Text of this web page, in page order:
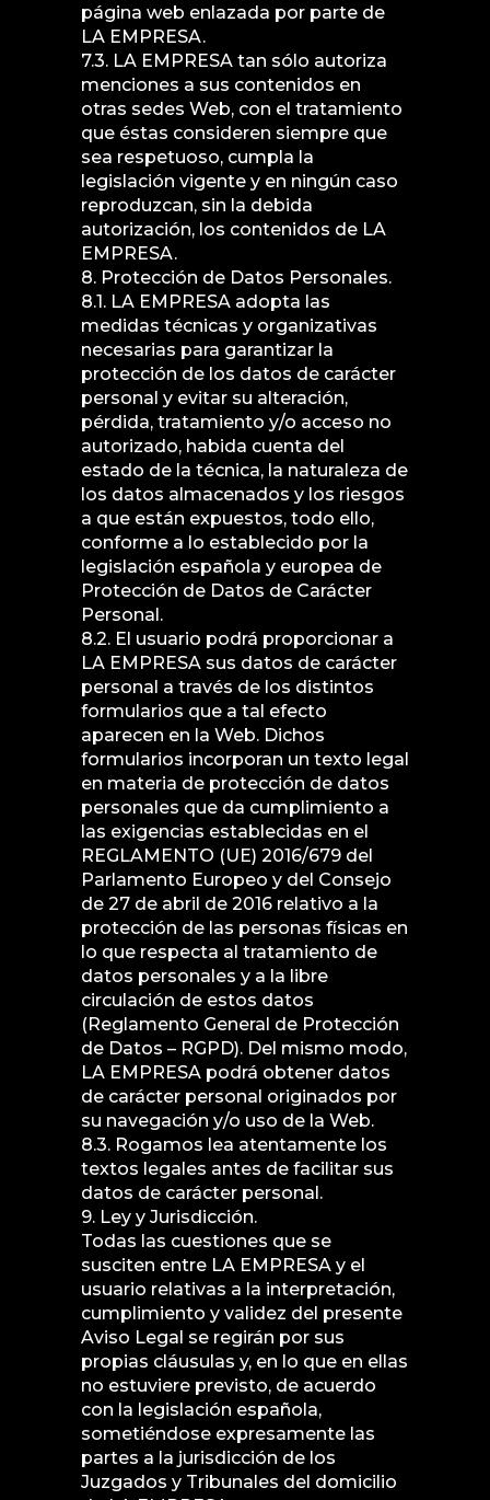
página web enlazada por parte de
LA EMPRESA.
7.3. LA EMPRESA tan sólo autoriza
menciones a sus contenidos en
otras sedes Web, con el tratamiento
que éstas consideren siempre que
sea respetuoso, cumpla la
legislación vigente y en ningún caso
reproduzcan, sin la debida
autorización, los contenidos de LA
EMPRESA.
8. Protección de Datos Personales.
8.1. LA EMPRESA adopta las
medidas técnicas y organizativas
necesarias para garantizar la
protección de los datos de carácter
personal y evitar su alteración,
pérdida, tratamiento y/o acceso no
autorizado, habida cuenta del
estado de la técnica, la naturaleza de
los datos almacenados y los riesgos
a que están expuestos, todo ello,
conforme a lo establecido por la
legislación española y europea de
Protección de Datos de Carácter
Personal.
8.2. El usuario podrá proporcionar a
LA EMPRESA sus datos de carácter
personal a través de los distintos
formularios que a tal efecto
aparecen en la Web. Dichos
formularios incorporan un texto legal
en materia de protección de datos
personales que da cumplimiento a
las exigencias establecidas en el
REGLAMENTO (UE) 2016/679 del
Parlamento Europeo y del Consejo
de 27 de abril de 2016 relativo a la
protección de las personas físicas en
lo que respecta al tratamiento de
datos personales y a la libre
circulación de estos datos
(Reglamento General de Protección
de Datos – RGPD). Del mismo modo,
LA EMPRESA podrá obtener datos
de carácter personal originados por
su navegación y/o uso de la Web.
8.3. Rogamos lea atentamente los
textos legales antes de facilitar sus
datos de carácter personal.
9. Ley y Jurisdicción.
Todas las cuestiones que se
susciten entre LA EMPRESA y el
usuario relativas a la interpretación,
cumplimiento y validez del presente
Aviso Legal se regirán por sus
propias cláusulas y, en lo que en ellas
no estuviere previsto, de acuerdo
con la legislación española,
sometiéndose expresamente las
partes a la jurisdicción de los
Juzgados y Tribunales del domicilio